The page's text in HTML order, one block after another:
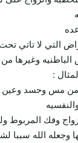
التي لا تاتي
وغيرها من
:
من مس وحسد وعين
وفك المربوط
وجعله الله سببا